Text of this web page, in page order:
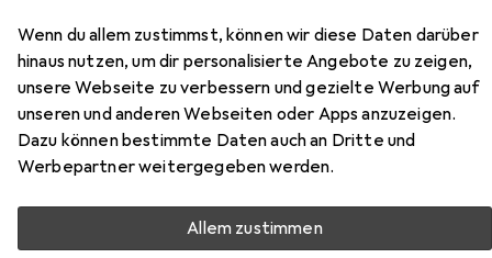
Wenn du allem zustimmst, können wir diese Daten darüber
hinaus nutzen, um dir personalisierte Angebote zu zeigen,
unsere Webseite zu verbessern und gezielte Werbung auf
unseren und anderen Webseiten oder Apps anzuzeigen.
Dazu können bestimmte Daten auch an Dritte und
Werbepartner weitergegeben werden.
Allem zustimmen
Zubehör für Philips Viva
Collection HD9353/90
Viva Collection HD9353/90 aus den Kategorien
Reinigungsutensil, Teekanne und Entkalker.